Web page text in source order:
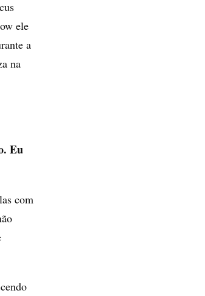
ele
a
na
Eu
com